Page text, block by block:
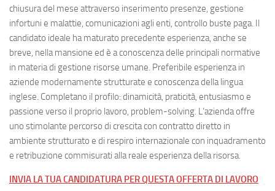
chiusura del mese attraverso inserimento presenze, gestione
infortuni e malattie, comunicazioni agli enti, controllo buste paga. Il
candidato ideale ha maturato precedente esperienza, anche se
breve, nella mansione ed è a conoscenza delle principali normative
in materia di gestione risorse umane. Preferibile esperienza in
aziende modernamente strutturate e conoscenza della lingua
inglese. Completano il profilo: dinamicità, praticità, entusiasmo e
passione verso il proprio lavoro, problem-solving. L’azienda offre
uno stimolante percorso di crescita con contratto diretto in
ambiente strutturato e di respiro internazionale con inquadramento
e retribuzione commisurati alla reale esperienza della risorsa.
INVIA LA TUA CANDIDATURA PER QUESTA OFFERTA DI LAVORO